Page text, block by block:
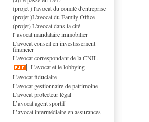
(projet ) l'avocat du comité d'entreprise
(projet )L'avocat du Family Office
(projet) L'avocat dans la cité
l' avocat mandataire immobilier
L'avocat conseil en investissement
financier
L'avocat correspondant de la CNIL
L'avocat et le lobbying
L'avocat fiduciaire
L'avocat gestionnaire de patrimoine
L'avocat protecteur légal
L’avocat agent sportif
L’avocat intermédiaire en assurances